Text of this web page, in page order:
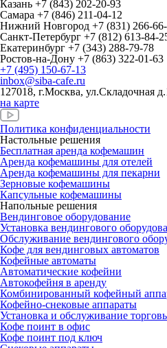
Казань +7 (843) 202-20-93
Самара +7 (846) 211-04-12
Нижний Новгород +7 (831) 266-
Санкт-Петербург +7 (812) 613-84-
Екатеринбург +7 (343) 288-79-78
Ростов-на-Дону +7 (863) 322-01-63
+7 (495) 150-67-13
inbox@siba-cafe.ru
127018, г.Москва, ул.Складочная
на карте
Политика конфиденциальности
Настольные решения
Бесплатная аренда кофемашин
Аренда кофемашины для отелей
Аренда кофемашины для пекарни
Зерновые кофемашины
Капсульные кофемашины
Напольные решения
Вендинговое оборудование
Установка вендингового
Обслуживание вендингового
Кофе для вендинговых автоматов
Кофейные автоматы
Автоматические кофейни
Автокофейня в аренду
Комбинированный кофейный
Кофейно-снековые аппараты
Установка и обслуживание
Кофе поинт в офис
Кофе поинт под ключ